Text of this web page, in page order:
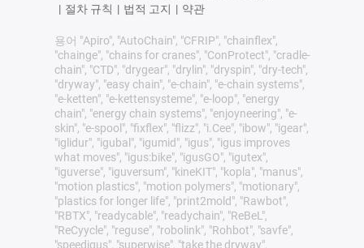
| 절차 규칙 | 법적 고지 | 약관
용어 "Apiro", "AutoChain", "CFRIP", "chainflex",
"chainge", "chains for cranes", "ConProtect", "cradle-
chain", "CTD", "drygear", "drylin", "dryspin", "dry-tech",
"dryway", "easy chain", "e-chain", "e-chain systems",
"e-ketten", "e-kettensysteme", "e-loop", "energy
chain", "energy chain systems", "enjoyneering", "e-
skin", "e-spool", "fixflex", "flizz", "i.Cee", "ibow", "igear",
"iglidur", "igubal", "igumid", "igus", "igus improves
what moves", "igus:bike", "igusGO", "igutex",
"iguverse", "iguversum", "kineKIT", "kopla", "manus",
"motion plastics", "motion polymers", "motionary",
"plastics for longer life", "print2mold", "Rawbot",
"RBTX", "readycable", "readychain", "ReBeL",
"ReCyycle", "reguse", "robolink", "Rohbot", "savfe",
"speedigus", "superwise", "take the dryway",